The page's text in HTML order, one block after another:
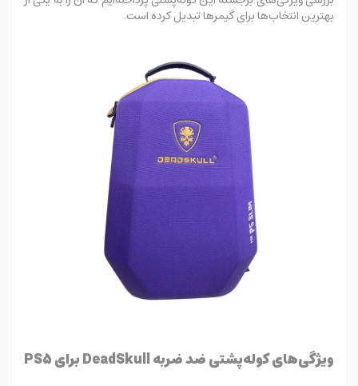
بهترین انتخاب‌ها برای گیمرها تبدیل کرده است.
ویژگی‌های کوله‌پشتی ضد ضربه DeadSkull برای PS5